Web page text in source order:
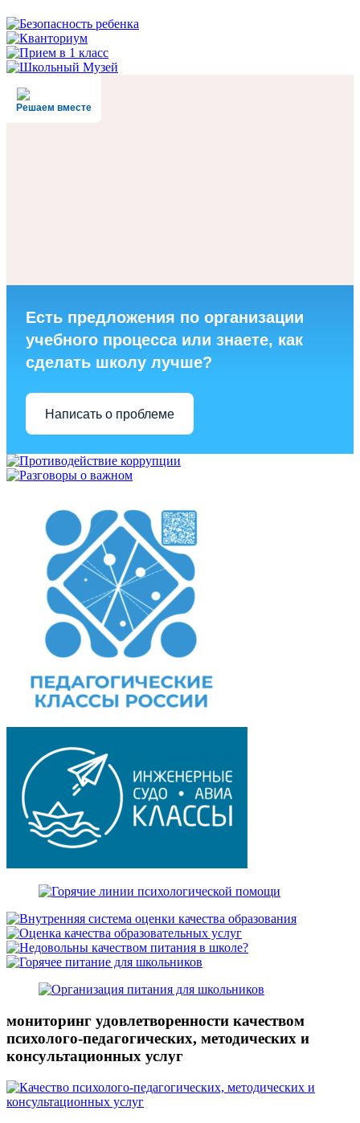
Решаем вместе
Есть предложения по организации
учебного процесса или знаете, как
сделать школу лучше?
Написать о проблеме
мониторинг удовлетворенности качеством
психолого-педагогических, методических и
консультационных услуг